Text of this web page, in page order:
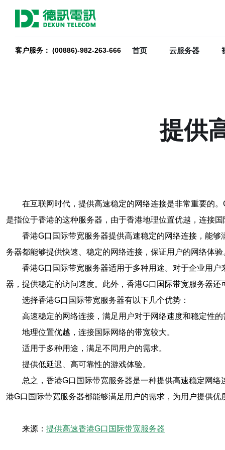
客户服务： (00886)-982-263-666 首页 云服务器
提供
在互联网时代，提供高速稳定的网络连接是非常重要的
是指位于香港的这种服务器，由于香港地理位置优越，连接
香港G口国际带宽服务器提供高速稳定的网络连接，能
务器都能够提供快速、稳定的网络连接，保证用户的网络体验
香港G口国际带宽服务器适用于多种用途。对于企业用
器，提供稳定的访问速度。此外，香港G口国际带宽服务器
选择香港G口国际带宽服务器有以下几个优势：
高速稳定的网络连接，满足用户对于网络速度和稳定性的
地理位置优越，连接国际网络的带宽较大。
适用于多种用途，满足不同用户的需求。
提供低延迟、高可靠性的游戏体验。
总之，香港G口国际带宽服务器是一种提供高速稳定网
港G口国际带宽服务器都能够满足用户的需求，为用户提供优
来源： 提供高速香港G口国际带宽服务器